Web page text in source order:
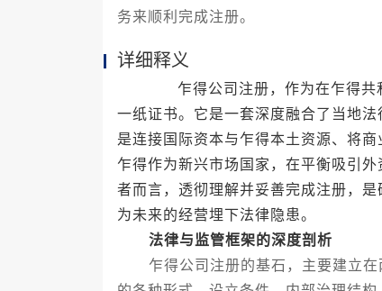
务来顺利完成注册。
详细释义
乍得公司注册，作为在乍得共
一纸证书。它是一套深度融合了当地
是连接国际资本与乍得本土资源、将
乍得作为新兴市场国家，在平衡吸引
者而言，透彻理解并妥善完成注册，
为未来的经营埋下法律隐患。
法律与监管框架的深度剖析
乍得公司注册的基石，主要建立在